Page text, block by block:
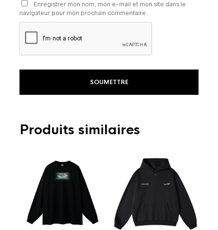
Enregistrer mon nom, mon e-mail et mon site dans le
navigateur pour mon prochain commentaire.
Produits similaires